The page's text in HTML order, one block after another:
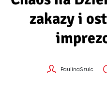
zakazy i
PaulinaSzulc